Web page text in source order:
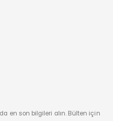
en son bilgileri alın. Bülten için